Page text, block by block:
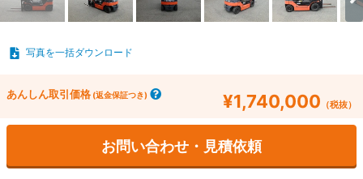
写真を一括ダウンロード
あんしん取引価格 (返金保証つき) ¥1,740,000 （税抜）
お問い合わせ・見積依頼